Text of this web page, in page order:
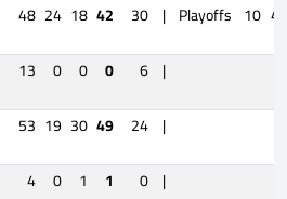
48 24 18 42 30 | Playoffs 10 4
13 0 0 0 6 |
53 19 30 49 24 |
4 0 1 1 0 |